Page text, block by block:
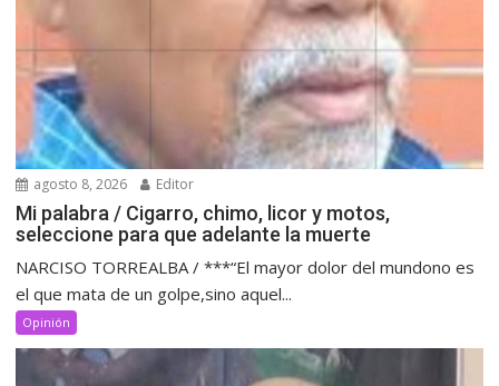
agosto 8, 2026 Editor
Mi palabra / Cigarro, chimo, licor y motos,
seleccione para que adelante la muerte
NARCISO TORREALBA / ***“El mayor dolor del mundono es
el que mata de un golpe,sino aquel...
Opinión